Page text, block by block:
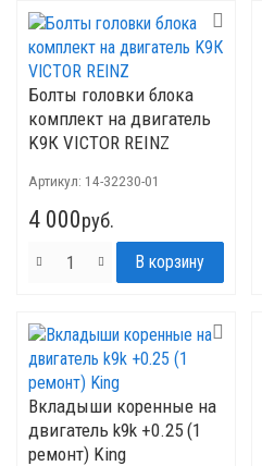
Болты головки блока
комплект на двигатель
K9К VICTOR REINZ
Артикул: 14-32230-01
4 000руб.
Вкладыши коренные на
двигатель k9k +0.25 (1
ремонт) King